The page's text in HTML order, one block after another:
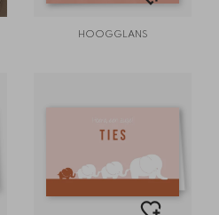
HOOGGLANS